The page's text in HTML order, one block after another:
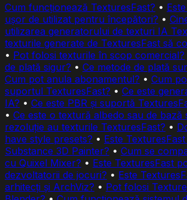
Cum funcționează TexturesFast? •
ușor de utilizat pentru începători? •
utilizarea generatorului de texturi IA
texturile generate de TexturesFast să
• Pot folosi texturile în scop comercial?
de plată sigur? • Ce metode de plată
Cum pot anula abonamentul? • Cum
suportul TexturesFast? • Ce este
IA? • Ce este PBR și suportă
• Ce este o textură albedo sau de bază
rezoluție au texturile TexturesFast? •
have style presets? • Este
Substance 3D Painter? • Cum se
cu Quixel Mixer? • Este TexturesFast
dezvoltatorii de jocuri? • Este
arhitecți și ArchViz? • Pot folosi